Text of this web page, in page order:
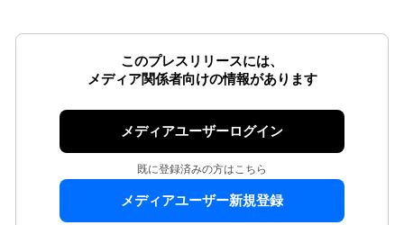
このプレスリリースには、
メディア関係者向けの情報があります
メディアユーザーログイン
既に登録済みの方はこちら
メディアユーザー新規登録